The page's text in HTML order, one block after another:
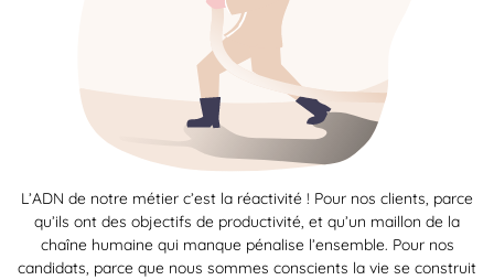
L’ADN de notre métier c’est la réactivité ! Pour nos clients, parce
qu’ils ont des objectifs de productivité, et qu’un maillon de la
chaîne humaine qui manque pénalise l’ensemble. Pour nos
candidats, parce que nous sommes conscients la vie se construit